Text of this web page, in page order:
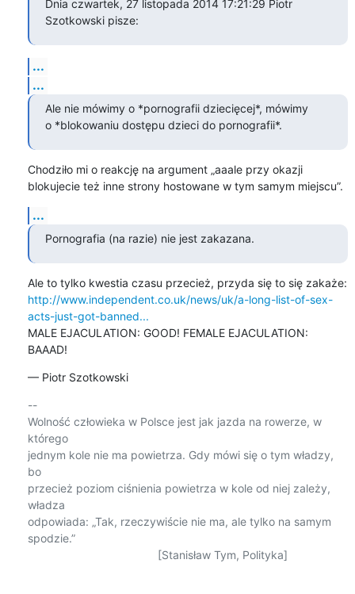
Dnia czwartek, 27 listopada 2014 17:21:29 Piotr
Szotkowski pisze:
...
...
Ale nie mówimy o *pornografii dziecięcej*, mówimy
o *blokowaniu dostępu dzieci do pornografii*.
Chodziło mi o reakcję na argument „aaale przy okazji
blokujecie też inne strony hostowane w tym samym miejscu”.
...
Pornografia (na razie) nie jest zakazana.
http://www.independent.co.uk/news/uk/a-long-list-of-sex-
acts-just-got-banned...
MALE EJACULATION: GOOD! FEMALE EJACULATION:
BAAAD!
— Piotr Szotkowski
--
Wolność człowieka w Polsce jest jak jazda na rowerze, w
którego
jednym kole nie ma powietrza. Gdy mówi się o tym władzy,
bo
przecież poziom ciśnienia powietrza w kole od niej zależy,
władza
odpowiada: „Tak, rzeczywiście nie ma, ale tylko na samym
spodzie.”